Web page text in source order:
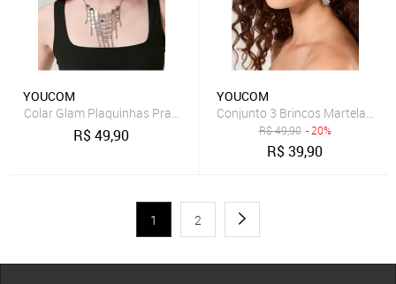
YOUCOM
Colar Glam Plaquinhas Prateadas
R$49,90
YOUCOM
Conjunto 3 Brincos Martelados
R$49,90 - 20%
R$39,90
1 2